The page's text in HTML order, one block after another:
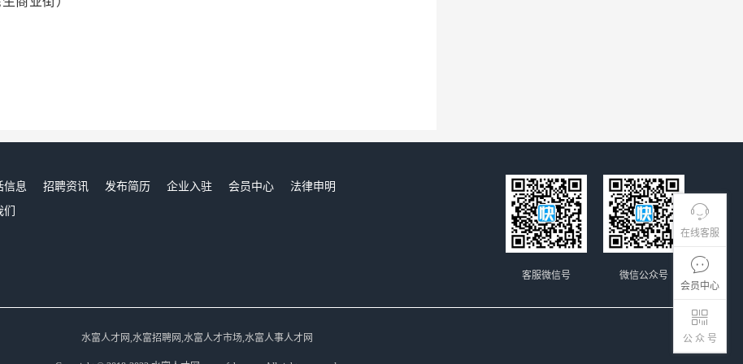
在线客服
会员中心
公 众 号
信息 招聘资讯 发布简历 企业入驻 会员中心
法律申明
微信公众号
客服微信号
水富人才网,水富招聘网,水富人才市场,水富人事人才网